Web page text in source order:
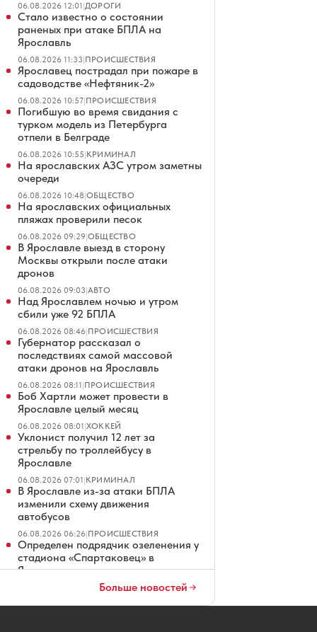
06.08.2026 12:01|ДОРОГИ
Стало известно о состоянии
раненых при атаке БПЛА на
Ярославль
06.08.2026 11:33|ПРОИСШЕСТВИЯ
Ярославец пострадал при пожаре в
садоводстве «Нефтяник-2»
06.08.2026 10:57|ПРОИСШЕСТВИЯ
Погибшую во время свидания с
турком модель из Петербурга
отпели в Белграде
06.08.2026 10:55|КРИМИНАЛ
На ярославских АЗС утром заметны
очереди
06.08.2026 10:48|ОБЩЕСТВО
На ярославских официальных
пляжах проверили песок
06.08.2026 09:29|ОБЩЕСТВО
В Ярославле выезд в сторону
Москвы открыли после атаки
дронов
06.08.2026 09:03|АВТО
Над Ярославлем ночью и утром
сбили уже 92 БПЛА
06.08.2026 08:46|ПРОИСШЕСТВИЯ
Губернатор рассказал о
последствиях самой массовой
атаки дронов на Ярославль
06.08.2026 08:11|ПРОИСШЕСТВИЯ
Боб Хартли может провести в
Ярославле целый месяц
06.08.2026 08:01|ХОККЕЙ
Уклонист получил 12 лет за
стрельбу по троллейбусу в
Ярославле
06.08.2026 07:01|КРИМИНАЛ
В Ярославле из-за атаки БПЛА
изменили схему движения
автобусов
06.08.2026 06:26|ПРОИСШЕСТВИЯ
Определен подрядчик озеленения у
стадиона «Спартаковец» в
Ярославле
БЛАГОУСТРОЙСТВО
Больше новостей